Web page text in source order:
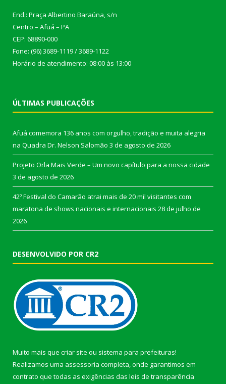
End.: Praça Albertino Baraúna, s/n
Centro – Afuá – PA
CEP: 68890-000
Fone: (96) 3689-1119 / 3689-1122
Horário de atendimento: 08:00 às 13:00
ÚLTIMAS PUBLICAÇÕES
Afuá comemora 136 anos com orgulho, tradição e muita alegria
na Quadra Dr. Nelson Salomão 3 de agosto de 2026
Projeto Orla Mais Verde – Um novo capítulo para a nossa cidade
3 de agosto de 2026
42º Festival do Camarão atrai mais de 20 mil visitantes com
maratona de shows nacionais e internacionais 28 de julho de
2026
DESENVOLVIDO POR CR2
Muito mais que criar site ou sistema para prefeituras!
Realizamos uma assessoria completa, onde garantimos em
contrato que todas as exigências das leis de transparência